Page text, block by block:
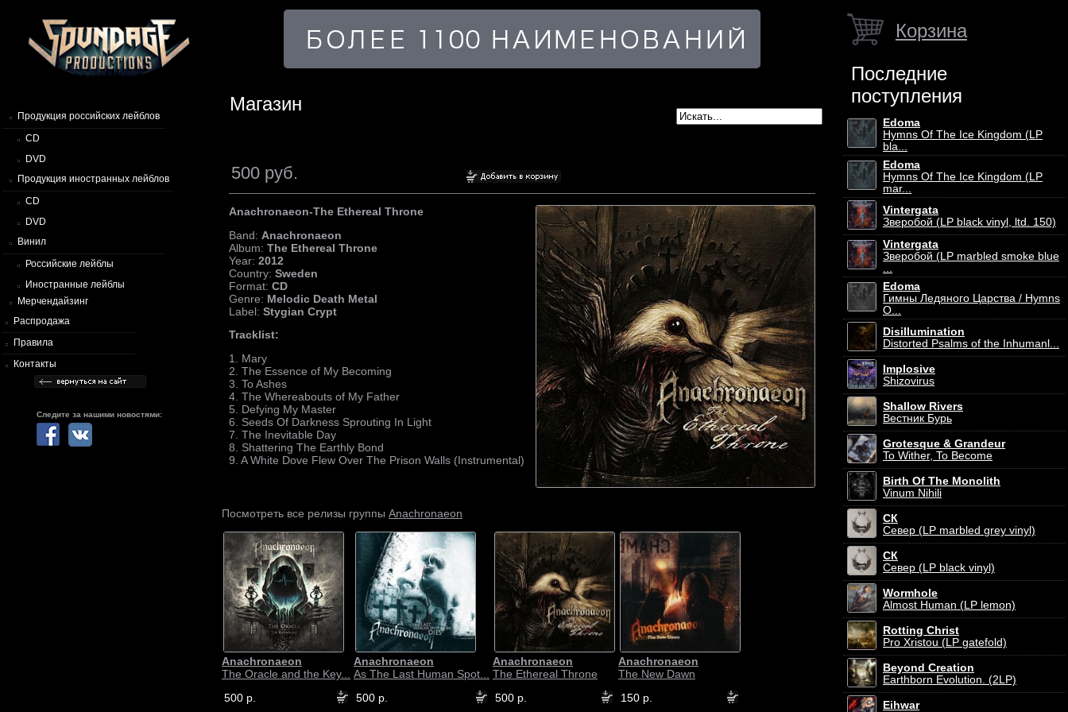
Продукция российских лейблов
CD
DVD
Продукция иностранных лейблов
CD
DVD
Винил
Российские лейблы
Иностранные лейблы
Мерчендайзинг
Распродажа
Правила
Контакты
Следите за нашими новостями:
Магазин
500 руб.
Anachronaeon-The Ethereal Throne
Band: Anachronaeon
Album: The Ethereal Throne
Year: 2012
Country: Sweden
Format: CD
Genre: Melodic Death Metal
Label: Stygian Crypt
Tracklist:
1. Mary
2. The Essence of My Becoming
3. To Ashes
4. The Whereabouts of My Father
5. Defying My Master
6. Seeds Of Darkness Sprouting In Light
7. The Inevitable Day
8. Shattering The Earthly Bond
9. A White Dove Flew Over The Prison Walls (Instrumental)
Посмотреть все релизы группы Anachronaeon
Anachronaeon
The Oracle and the Key...
500 р.
Anachronaeon
As The Last Human Spot...
500 р.
Anachronaeon
The Ethereal Throne
500 р.
Anachronaeon
The New Dawn
150 р.
Корзина
Последние
поступления
Edoma
Hymns Of The Ice Kingdom (LP
bla...
Edoma
Hymns Of The Ice Kingdom (LP
mar...
Vintergata
Зверобой (LP black vinyl, ltd. 150)
Vintergata
Зверобой (LP marbled smoke blue
...
Edoma
Гимны Ледяного Царства / Hymns
O...
Disillumination
Distorted Psalms of the Inhumanl...
Implosive
Shizovirus
Shallow Rivers
Вестник Бурь
Grotesque & Grandeur
To Wither, To Become
Birth Of The Monolith
Vinum Nihili
СК
Север (LP marbled grey vinyl)
СК
Север (LP black vinyl)
Wormhole
Almost Human (LP lemon)
Rotting Christ
Pro Xristou (LP gatefold)
Beyond Creation
Earthborn Evolution. (2LP)
Eihwar